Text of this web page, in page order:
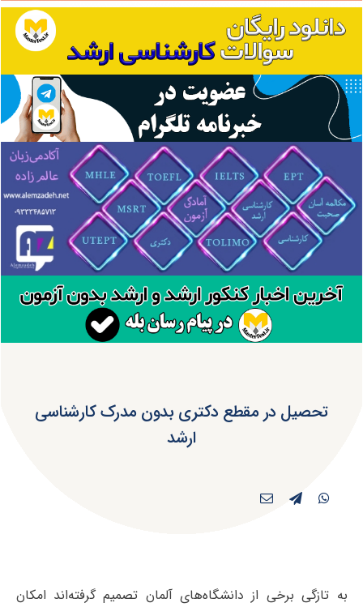
تحصیل در مقطع دکتری بدون مدرک کار‌شناسی
ارشد
به تازگی برخی از دانشگاه‌های آلمان تصمیم گرفته‌اند امکان